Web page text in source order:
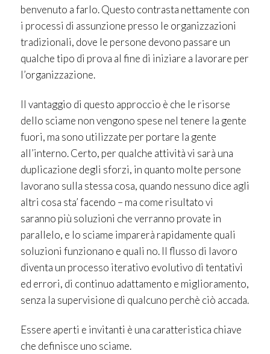
benvenuto a farlo. Questo contrasta nettamente con
i processi di assunzione presso le organizzazioni
tradizionali, dove le persone devono passare un
qualche tipo di prova al fine di iniziare a lavorare per
l’organizzazione.
Il vantaggio di questo approccio è che le risorse
dello sciame non vengono spese nel tenere la gente
fuori, ma sono utilizzate per portare la gente
all’interno. Certo, per qualche attività vi sarà una
duplicazione degli sforzi, in quanto molte persone
lavorano sulla stessa cosa, quando nessuno dice agli
altri cosa sta’ facendo – ma come risultato vi
saranno più soluzioni che verranno provate in
parallelo, e lo sciame imparerà rapidamente quali
soluzioni funzionano e quali no. Il flusso di lavoro
diventa un processo iterativo evolutivo di tentativi
ed errori, di continuo adattamento e miglioramento,
senza la supervisione di qualcuno perchè ciò accada.
Essere aperti e invitanti è una caratteristica chiave
che definisce uno sciame.